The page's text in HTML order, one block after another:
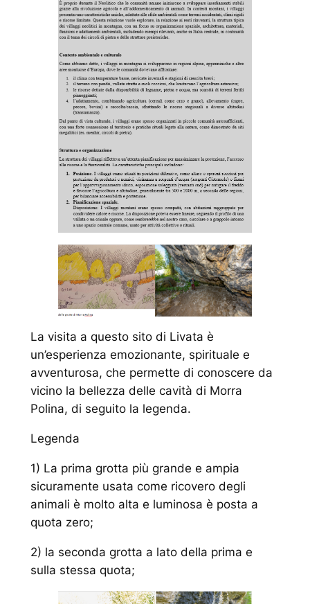
La visita a questo sito di Livata è
un’esperienza emozionante, spirituale e
avventurosa, che permette di conoscere da
vicino la bellezza delle cavità di Morra
Polina, di seguito la legenda.
Legenda
1) La prima grotta più grande e ampia
sicuramente usata come ricovero degli
animali è molto alta e luminosa è posta a
quota zero;
2) la seconda grotta a lato della prima e
sulla stessa quota;